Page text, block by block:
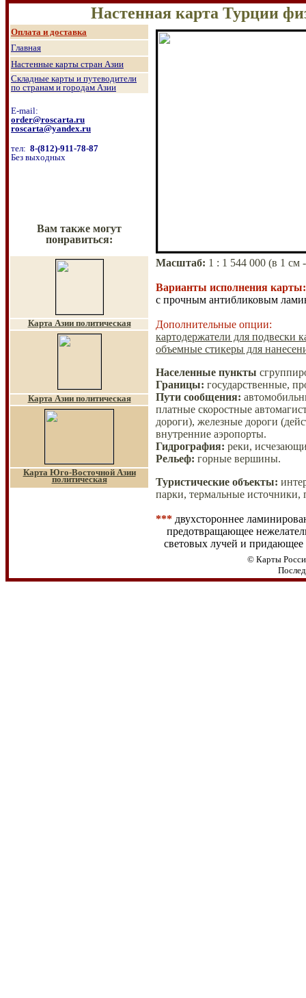
Настенная карта Турции
Оплата и доставка
Главная
Настенные карты стран Азии
Складные карты и путеводители
по странам и городам Азии
E-mail:
order@roscarta.ru
roscarta@yandex.ru
тел: 8-(812)-911-78-87
Без выходных
Вам также могут
понравиться:
Масштаб: 1 : 1 544 000 (в 1 см
Варианты исполнения карты:
с прочным антибликовым
Дополнительные опции:
картодержатели для подвески
объемные стикеры для
Населенные пункты
Границы: государственные,
Пути сообщения:
платные скоростные
дороги), железные дороги
внутренние аэропорты.
Гидрография: реки,
Рельеф: горные вершины.
Туристические объекты:
парки, термальные
*** двухстороннее
предотвращающее
световых лучей и придающее
Карта Азии политическая
Карта Азии политическая
Карта Юго-Восточной Азии
политическая
© Карты